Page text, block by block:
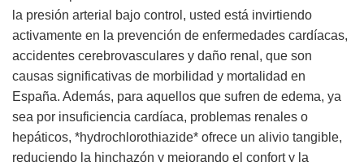
la presión arterial bajo control, usted está invirtiendo
activamente en la prevención de enfermedades cardíacas,
accidentes cerebrovasculares y daño renal, que son
causas significativas de morbilidad y mortalidad en
España. Además, para aquellos que sufren de edema, ya
sea por insuficiencia cardíaca, problemas renales o
hepáticos, *hydrochlorothiazide* ofrece un alivio tangible,
reduciendo la hinchazón y mejorando el confort y la